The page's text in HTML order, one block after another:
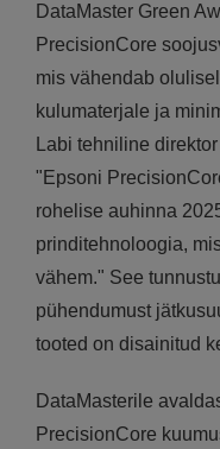
DataMaster Green
PrecisionCore
mis vähendab
kulumaterjale ja
Labi tehniline
"Epsoni
rohelise auhinna
prinditehnoloogia,
vähem." See
pühendumust
tooted on disainitud
DataMasterile
PrecisionCore